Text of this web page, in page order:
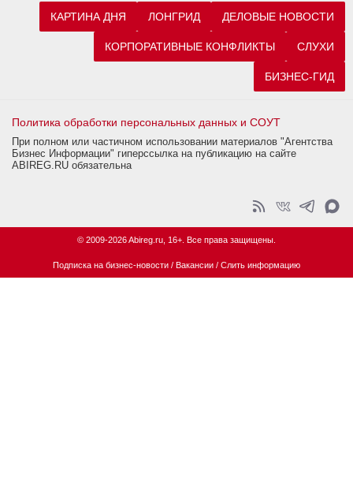
КАРТИНА ДНЯ ЛОНГРИД ДЕЛОВЫЕ НОВОСТИ
КОРПОРАТИВНЫЕ КОНФЛИКТЫ СЛУХИ
БИЗНЕС-ГИД
Политика обработки персональных данных и СОУТ
При полном или частичном использовании материалов "Агентства
Бизнес Информации" гиперссылка на публикацию на сайте
ABIREG.RU обязательна
© 2009-2026 Abireg.ru, 16+. Все права защищены.
Подписка на бизнес-новости / Вакансии / Слить информацию